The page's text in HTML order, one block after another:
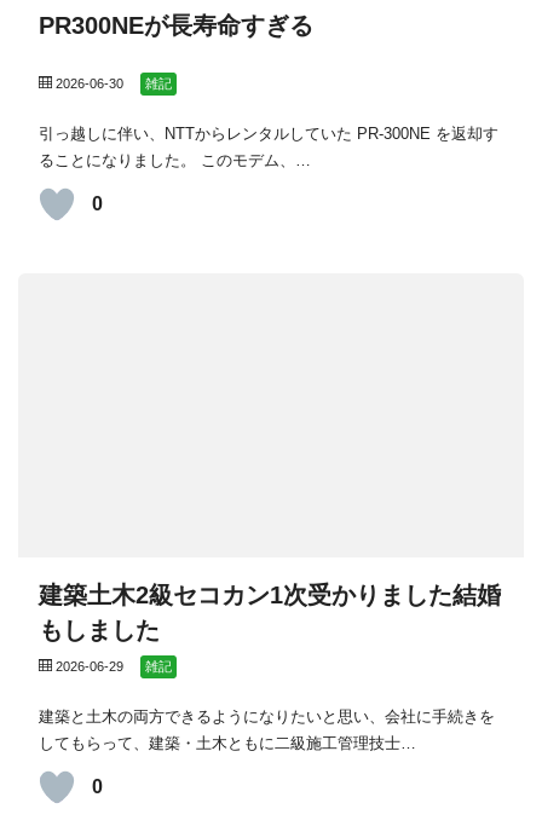
PR300NEが長寿命すぎる
2026-06-30 雑記
引っ越しに伴い、NTTからレンタルしていた PR-300NE を返却す
ることになりました。 このモデム、…
0
建築土木2級セコカン1次受かりました結婚
もしました
2026-06-29 雑記
建築と土木の両方できるようになりたいと思い、会社に手続きを
してもらって、建築・土木ともに二級施工管理技士…
0